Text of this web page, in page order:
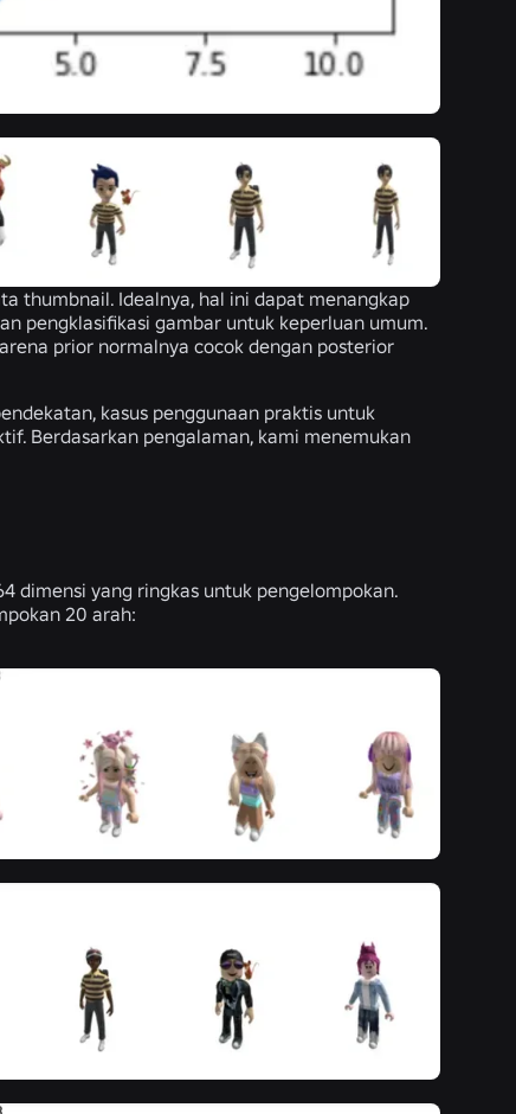
thumbnail. Idealnya, hal ini dapat menangkap
pengklasifikasi gambar untuk keperluan umum.
prior normalnya cocok dengan posterior
kasus penggunaan praktis untuk
Berdasarkan pengalaman, kami menemukan
dimensi yang ringkas untuk pengelompokan.
20 arah: